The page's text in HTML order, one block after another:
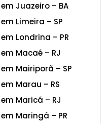
Juazeiro – BA
Limeira – SP
Londrina – PR
Macaé – RJ
Mairiporã – SP
Marau – RS
Maricá – RJ
Maringá – PR